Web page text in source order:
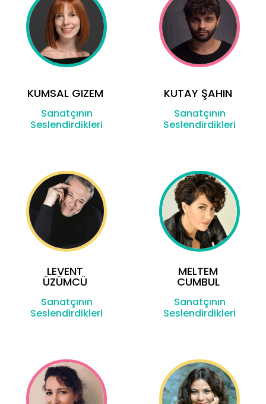
KUMSAL GIZEM
Sanatçının
Seslendirdikleri
KUTAY ŞAHIN
Sanatçının
Seslendirdikleri
LEVENT
ÜZÜMCÜ
Sanatçının
Seslendirdikleri
MELTEM
CUMBUL
Sanatçının
Seslendirdikleri